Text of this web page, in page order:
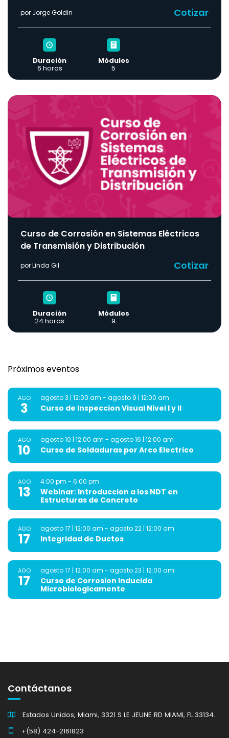
por Jorge Goldin Cotizar
Duración
6 horas
Módulos
5
Curso de Corrosión en Sistemas Eléctricos
de Transmisión y Distribución
por Linda Gil Cotizar
Duración
24 horas
Módulos
9
Próximos eventos
AGO
3
agosto 3 | 12:00 am - agosto 9 | 12:00 am
Curso de Inspeccion Visual Nivel I y II
AGO
10
agosto 10 | 12:00 am - agosto 16 | 12:00 am
Curso de Soldaduras por Arco Electrico
AGO
13
4:00 pm - 6:00 pm
Webinar: Introduccion a los NDT en
Estructuras de Concreto
AGO
17
agosto 17 | 12:00 am - agosto 22 | 12:00 am
Integridad de Ductos
AGO
17
agosto 17 | 12:00 am - agosto 23 | 12:00 am
Curso de Corrosion Inducida
Microbiologicamente
Contáctanos
Estados Unidos, Miami, 3321 S LE JEUNE RD MIAMI, FL 33134.
+(58) 424-2161823